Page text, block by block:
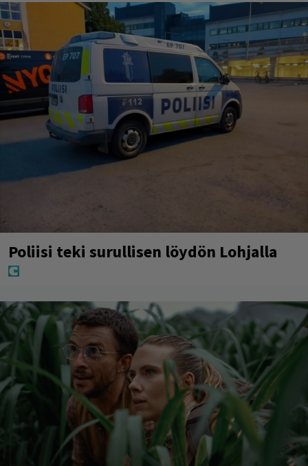
Poliisi teki surullisen löydön Lohjalla